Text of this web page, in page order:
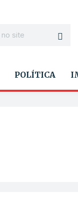
POLÍTICA